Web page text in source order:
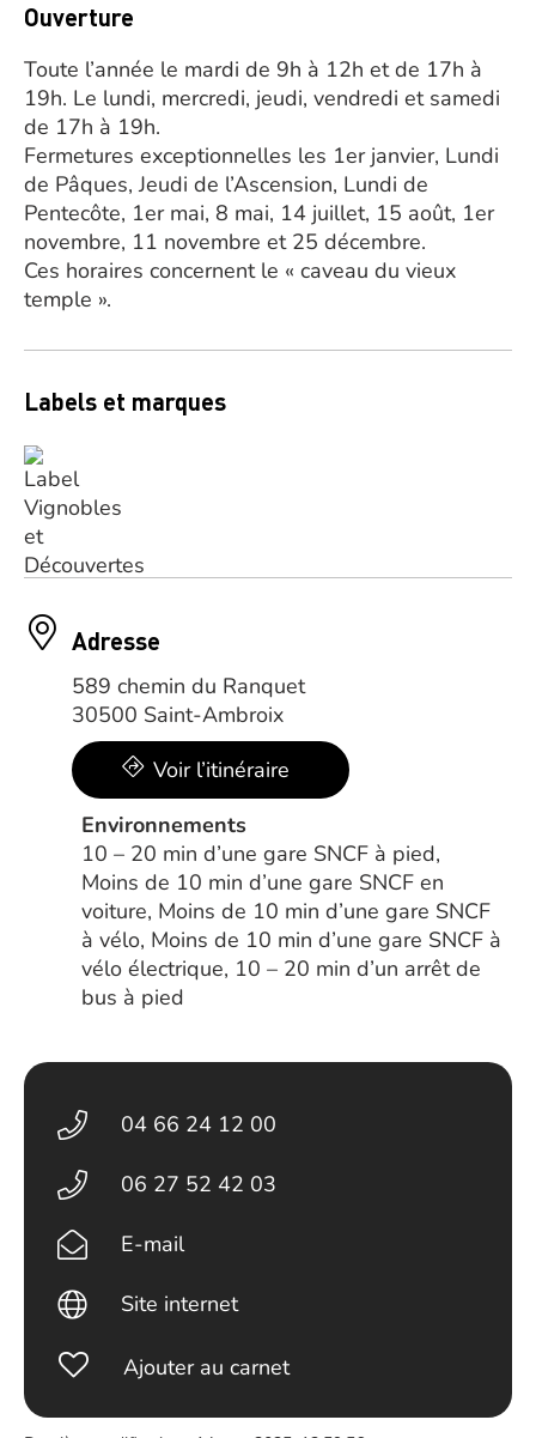
Ouverture
Toute l’année le mardi de 9h à 12h et de 17h à
19h. Le lundi, mercredi, jeudi, vendredi et samedi
de 17h à 19h.
Fermetures exceptionnelles les 1er janvier, Lundi
de Pâques, Jeudi de l’Ascension, Lundi de
Pentecôte, 1er mai, 8 mai, 14 juillet, 15 août, 1er
novembre, 11 novembre et 25 décembre.
Ces horaires concernent le « caveau du vieux
temple ».
Labels et marques
Adresse
589 chemin du Ranquet
30500 Saint-Ambroix
Voir l’itinéraire
Environnements
10 – 20 min d’une gare SNCF à pied,
Moins de 10 min d’une gare SNCF en
voiture, Moins de 10 min d’une gare SNCF
à vélo, Moins de 10 min d’une gare SNCF à
vélo électrique, 10 – 20 min d’un arrêt de
bus à pied
04 66 24 12 00
06 27 52 42 03
E-mail
Site internet
Ajouter au carnet